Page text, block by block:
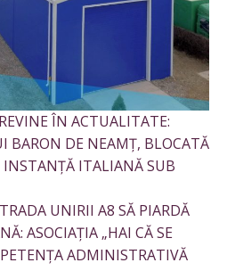
ÎN ACTUALITATE:
BARON DE NEAMȚ, BLOCATĂ
ITALIANĂ SUB
UNIRII A8 SĂ PIARDĂ
ASOCIAȚIA „HAI CĂ SE
ADMINISTRATIVĂ